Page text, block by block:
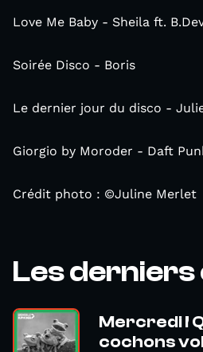
Love Me Baby - Sheila ft.
Soirée Disco - Boris
Le dernier jour du disco -
Giorgio by Moroder - Daft
Crédit photo : ©Juline Merlet
Les derniers
Mercredi !
cochons